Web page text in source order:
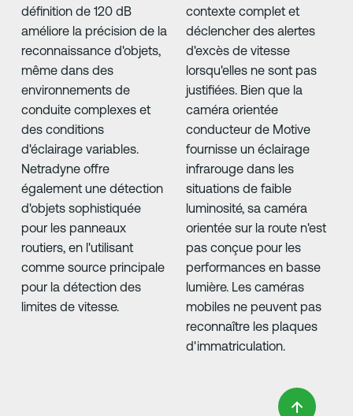
définition de 120 dB
améliore la précision de la
reconnaissance d'objets,
même dans des
environnements de
conduite complexes et
des conditions
d'éclairage variables.
Netradyne offre
également une détection
d'objets sophistiquée
pour les panneaux
routiers, en l'utilisant
comme source principale
pour la détection des
limites de vitesse.
contexte complet et
déclencher des alertes
d'excès de vitesse
lorsqu'elles ne sont pas
justifiées. Bien que la
caméra orientée
conducteur de Motive
fournisse un éclairage
infrarouge dans les
situations de faible
luminosité, sa caméra
orientée sur la route n'est
pas conçue pour les
performances en basse
lumière. Les caméras
mobiles ne peuvent pas
reconnaître les plaques
d'immatriculation.